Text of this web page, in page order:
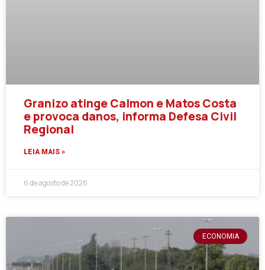
Granizo atinge Calmon e Matos Costa
e provoca danos, informa Defesa Civil
Regional
LEIA MAIS »
6 de agosto de 2026
ECONOMIA